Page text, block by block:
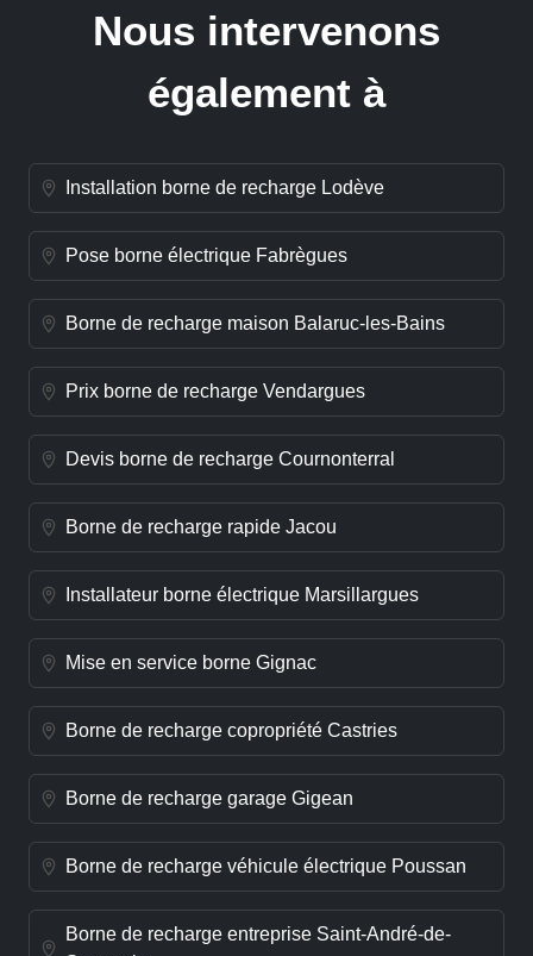
Nous intervenons
également à
Installation borne de recharge Lodève
Pose borne électrique Fabrègues
Borne de recharge maison Balaruc-les-Bains
Prix borne de recharge Vendargues
Devis borne de recharge Cournonterral
Borne de recharge rapide Jacou
Installateur borne électrique Marsillargues
Mise en service borne Gignac
Borne de recharge copropriété Castries
Borne de recharge garage Gigean
Borne de recharge véhicule électrique Poussan
Borne de recharge entreprise Saint-André-de-